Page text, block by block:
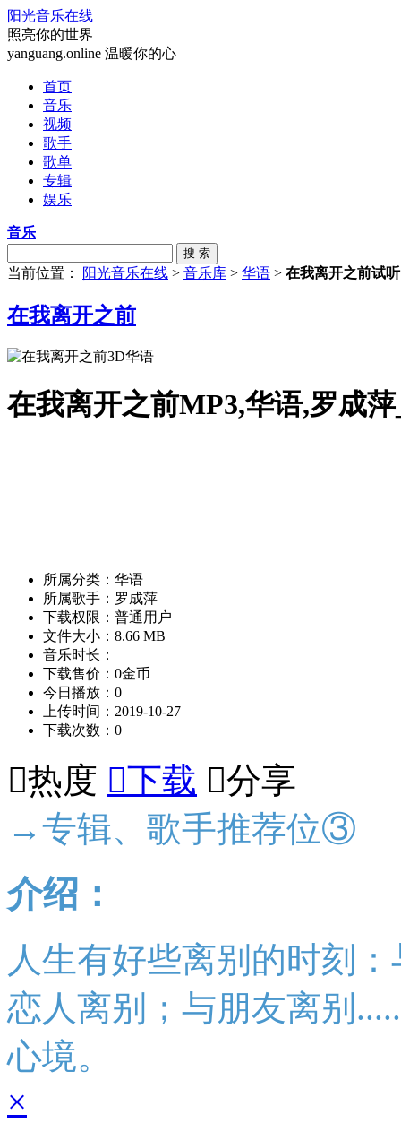
阳光音乐在线
照亮你的世界
yanguang.online 温暖你的心
首页
音乐
视频
歌手
歌单
专辑
娱乐
音乐
搜 索
当前位置： 阳光音乐在线 > 音乐库 > 华语 > 在我离开之前试听
在我离开之前
在我离开之前MP3,华语,罗成
所属分类：华语
所属歌手：罗成萍
下载权限：普通用户
文件大小：8.66 MB
音乐时长：
下载售价：0金币
今日播放：0
上传时间：2019-10-27
下载次数：0
热度 下载 分享
→专辑、歌手推荐位③
介绍：
人生有好些离别的时刻
恋人离别；与朋友离别
心境。
×